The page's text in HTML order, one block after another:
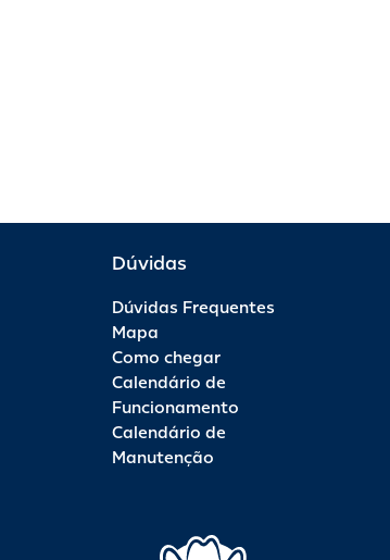
Dúvidas
Dúvidas Frequentes
Mapa
Como chegar
Calendário de
Funcionamento
Calendário de
Manutenção